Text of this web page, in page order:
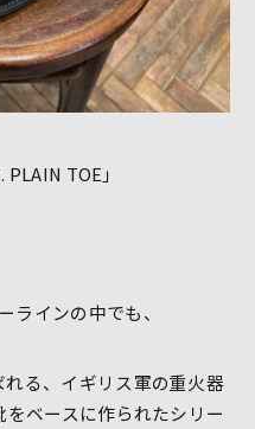
TOE」
ラインの中でも、
れる、イギリス軍の重火器
ベースに作られたシリー